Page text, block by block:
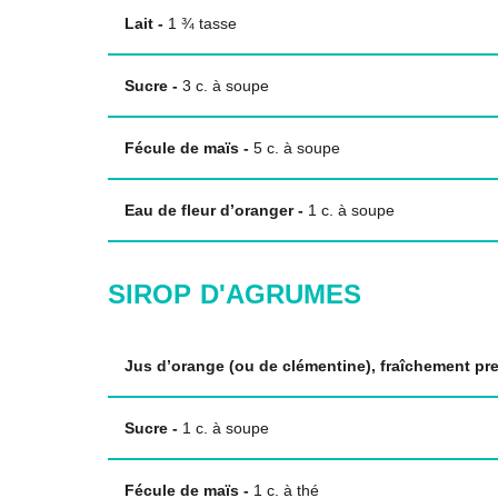
Lait - 1 ¾ tasse
Sucre - 3 c. à soupe
Fécule de maïs - 5 c. à soupe
Eau de fleur d’oranger- 1 c. à soupe
SIROP D'AGRUMES
Jus d’orange (ou de clémentine), fraîchement
Sucre - 1 c. à soupe
Fécule de maïs - 1 c. à thé